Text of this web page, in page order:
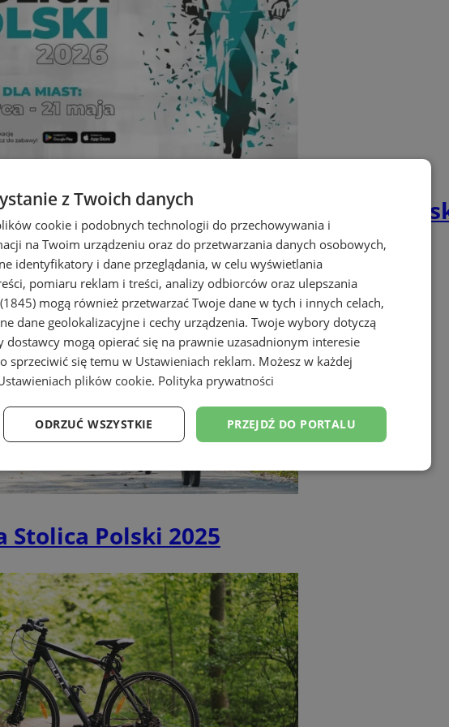
trening Rowerowej Stolicy
Polski 2025
z Twoich danych
cookie i podobnych technologii do przechowywania i
na Twoim urządzeniu oraz do przetwarzania danych osobowych,
identyfikatory i dane przeglądania, w celu wyświetlania
pomiaru reklam i treści, analizy odbiorców oraz ulepszania
mogą również przetwarzać Twoje dane w tych i innych celach,
dane geolokalizacyjne i cechy urządzenia. Twoje wybory dotyczą
dostawcy mogą opierać się na prawnie uzasadnionym interesie
sprzeciwić się temu w Ustawieniach reklam. Możesz w każdej
plików cookie. Polityka prywatności
PRZEJDŹ DO PORTALU
ODRZUĆ WSZYSTKIE
Targetowanie Funkcjonalność Niesklasyfikowane
Targetowanie Funkcjonalność Niesklasyfikowane
z podstawowych funkcji strony internetowej, takich jak logowanie użytkownika i
cookie nie można prawidłowo korzystać ze strony internetowej.
/Domena
Okres
przechowywania
Opis
1 rok
Ten plik cookie przechowuje identyfikator sesji.
1 rok
Ten plik cookie przechowuje identyfikator sesji.